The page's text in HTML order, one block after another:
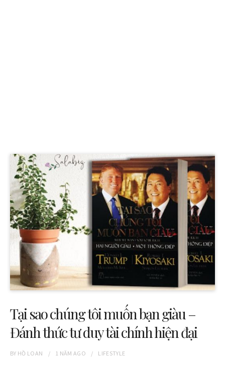
Tại sao chúng tôi muốn bạn giàu –
Đánh thức tư duy tài chính hiện đại
BY HỒ LOAN 1 NĂM AGO LIFESTYLE